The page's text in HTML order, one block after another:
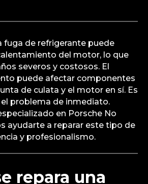
existen al
con una fuga
en un
3.0
fuga de refrigerante puede
del motor, lo que
severos y costosos. El
de culata y el motor en sí. Es